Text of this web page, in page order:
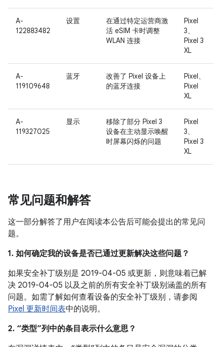
A-
122883482
设置
在通过特定运营商激
活 eSIM 卡时调整
WLAN 连接
Pixel
3、
Pixel 3
XL
A-
119109648
蓝牙
改善了 Pixel 设备上
的蓝牙连接
Pixel、
Pixel
XL
A-
119327025
显示
移除了部分 Pixel 3
设备在主动显示唤醒
时屏幕闪烁的问题
Pixel
3、
Pixel 3
XL
常见问题和解答
这一部分解答了用户在阅读本公告后可能会提出的常见问
题。
1. 如何确定我的设备是否已通过更新解决这些问题？
如果安全补丁级别是 2019-04-05 或更新，则意味着已解
决 2019-04-05 以及之前的所有安全补丁级别涵盖的所有
问题。如需了解如何查看设备的安全补丁级别，请参阅
Pixel 更新时间表中的说明。
2. “类型”列中的条目表示什么意思？